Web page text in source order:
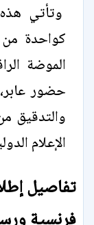
وتأتي
كواحدة
الموضة
حضور
والتدقيق
الإعلام
تفاصيل